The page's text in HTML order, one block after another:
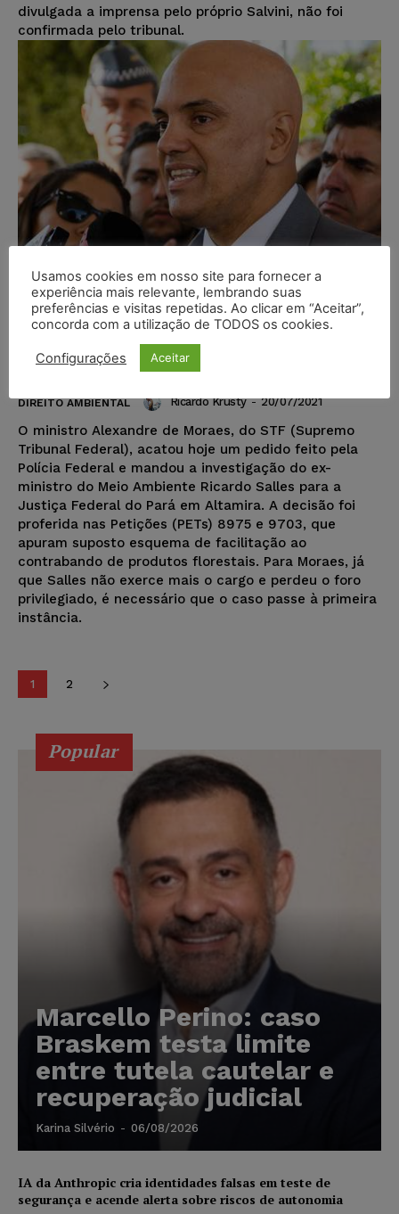
divulgada a imprensa pelo próprio Salvini, não foi
confirmada pelo tribunal.
Alexandre de Moraes manda
investigação sobre Ricardo Salles
para a Justiça do Pará
DIREITO AMBIENTAL Ricardo Krusty - 20/07/2021
O ministro Alexandre de Moraes, do STF (Supremo
Tribunal Federal), acatou hoje um pedido feito pela
Polícia Federal e mandou a investigação do ex-
ministro do Meio Ambiente Ricardo Salles para a
Justiça Federal do Pará em Altamira. A decisão foi
proferida nas Petições (PETs) 8975 e 9703, que
apuram suposto esquema de facilitação ao
contrabando de produtos florestais. Para Moraes, já
que Salles não exerce mais o cargo e perdeu o foro
privilegiado, é necessário que o caso passe à primeira
instância.
1 2
Popular
Marcello Perino: caso
Braskem testa limite
entre tutela cautelar e
recuperação judicial
Karina Silvério - 06/08/2026
IA da Anthropic cria identidades falsas em teste de
segurança e acende alerta sobre riscos de autonomia
Usamos cookies em nosso site para fornecer a
experiência mais relevante, lembrando suas
preferências e visitas repetidas. Ao clicar em “Aceitar”,
concorda com a utilização de TODOS os cookies.
Configurações Aceitar